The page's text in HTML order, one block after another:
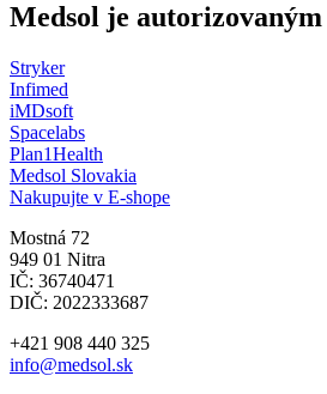
Medsol je
Stryker
Infimed
iMDsoft
Spacelabs
Plan1Health
Medsol Slovakia
Nakupujte v E-shope
Mostná 72
949 01 Nitra
IČ: 36740471
DIČ: 2022333687
+421 908 440 325
info@medsol.sk